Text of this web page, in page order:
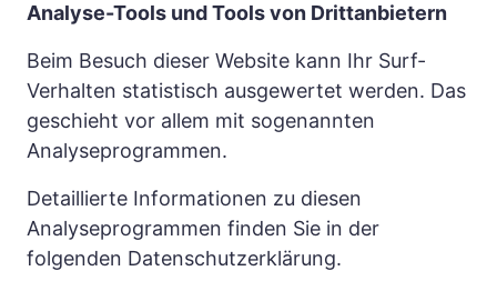
Analyse-Tools und Tools von Drittanbietern
Beim Besuch dieser Website kann Ihr Surf-
Verhalten statistisch ausgewertet werden. Das
geschieht vor allem mit sogenannten
Analyseprogrammen.
Detaillierte Informationen zu diesen
Analyseprogrammen finden Sie in der
folgenden Datenschutzerklärung.